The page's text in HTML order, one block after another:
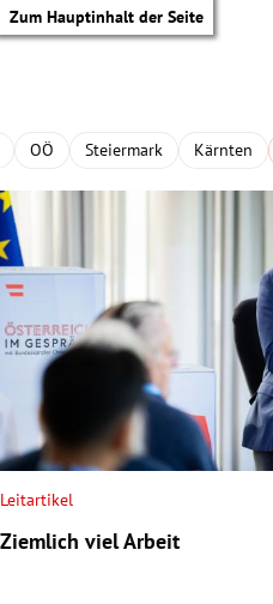
Zum Hauptinhalt der Seite
Untermenü
OÖ Steiermark Kärnten
Leitartikel
Ziemlich viel Arbeit